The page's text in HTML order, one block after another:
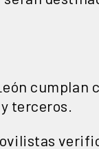
cumplan
terceros.